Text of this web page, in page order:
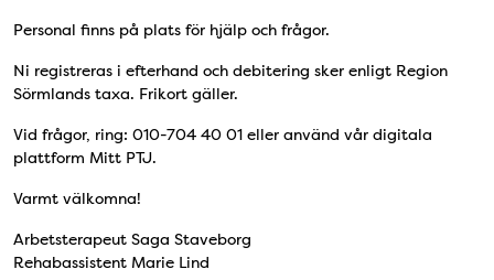
Personal finns på plats för hjälp och frågor.
Ni registreras i efterhand och debitering sker enligt Region
Sörmlands taxa. Frikort gäller.
Vid frågor, ring: 010-704 40 01 eller använd vår digitala
plattform Mitt PTJ.
Varmt välkomna!
Arbetsterapeut Saga Staveborg
Rehabassistent Marie Lind